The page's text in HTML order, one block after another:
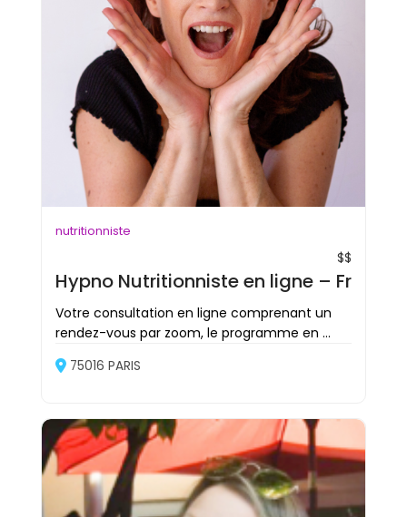
nutritionniste
$$
Hypno Nutritionniste en ligne –
Votre consultation en ligne comprenant un
rendez-vous par zoom, le programme en ...
75016 PARIS